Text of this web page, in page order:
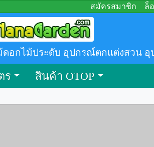
สมัครสมาชิก ล็
อกไม้ประดับ อุปกรณ์ตกแต่งสวน อุ
ร สินค้า OTOP